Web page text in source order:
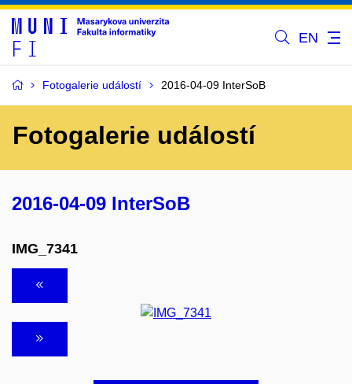
EN
Fotogalerie událostí 2016-04-09 InterSoB
Fotogalerie událostí
2016-04-09 InterSoB
IMG_7341